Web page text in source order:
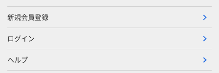
新規会員登録
ログイン
ヘルプ